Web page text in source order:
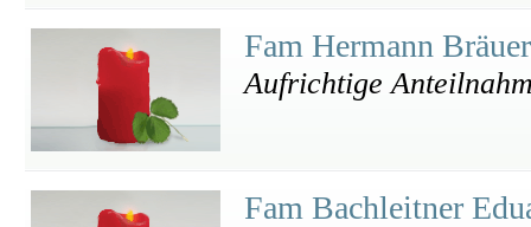
Fam Hermann
Aufrichtige
Fam Bachleitner